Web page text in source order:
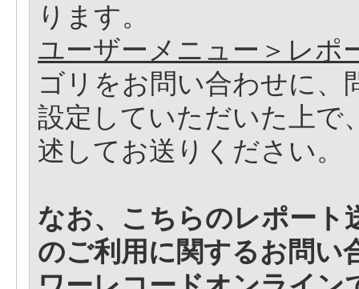
ります。
ユーザーメニュー＞レポ
ゴリをお問い合わせに、
設定していただいた上で
述してお送りください。
なお、こちらのレポート
のご利用に関するお問い